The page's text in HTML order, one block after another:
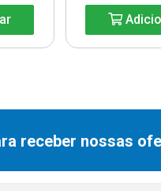
receber nossas